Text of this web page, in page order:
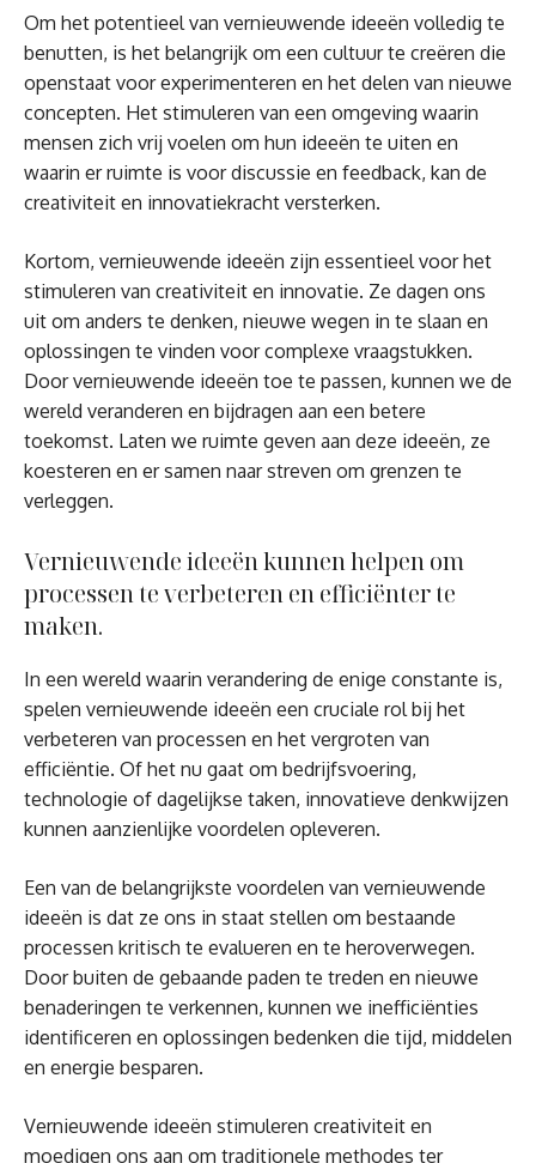
Om het potentieel van vernieuwende ideeën volledig te
benutten, is het belangrijk om een cultuur te creëren die
openstaat voor experimenteren en het delen van nieuwe
concepten. Het stimuleren van een omgeving waarin
mensen zich vrij voelen om hun ideeën te uiten en
waarin er ruimte is voor discussie en feedback, kan de
creativiteit en innovatiekracht versterken.
Kortom, vernieuwende ideeën zijn essentieel voor het
stimuleren van creativiteit en innovatie. Ze dagen ons
uit om anders te denken, nieuwe wegen in te slaan en
oplossingen te vinden voor complexe vraagstukken.
Door vernieuwende ideeën toe te passen, kunnen we de
wereld veranderen en bijdragen aan een betere
toekomst. Laten we ruimte geven aan deze ideeën, ze
koesteren en er samen naar streven om grenzen te
verleggen.
Vernieuwende ideeën kunnen helpen om
processen te verbeteren en efficiënter te
maken.
In een wereld waarin verandering de enige constante is,
spelen vernieuwende ideeën een cruciale rol bij het
verbeteren van processen en het vergroten van
efficiëntie. Of het nu gaat om bedrijfsvoering,
technologie of dagelijkse taken, innovatieve denkwijzen
kunnen aanzienlijke voordelen opleveren.
Een van de belangrijkste voordelen van vernieuwende
ideeën is dat ze ons in staat stellen om bestaande
processen kritisch te evalueren en te heroverwegen.
Door buiten de gebaande paden te treden en nieuwe
benaderingen te verkennen, kunnen we inefficiënties
identificeren en oplossingen bedenken die tijd, middelen
en energie besparen.
Vernieuwende ideeën stimuleren creativiteit en
moedigen ons aan om traditionele methodes ter